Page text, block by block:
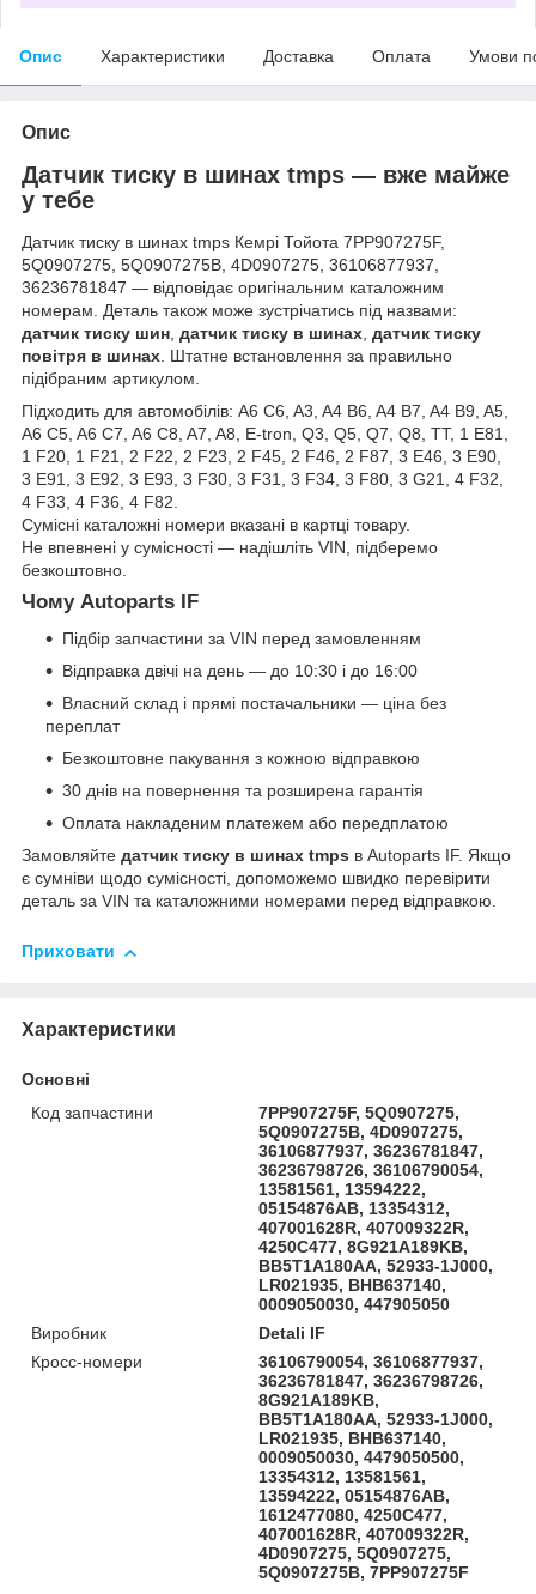
Опис Характеристики Доставка Оплата Умови
Опис
Датчик тиску в шинах tmps — вже майже
у тебе
Датчик тиску в шинах tmps Кемрі Тойота 7PP907275F,
5Q0907275, 5Q0907275B, 4D0907275, 36106877937,
36236781847 — відповідає оригінальним каталожним
номерам. Деталь також може зустрічатись під назвами:
датчик тиску шин, датчик тиску в шинах, датчик тиску
повітря в шинах. Штатне встановлення за правильно
підібраним артикулом.
Підходить для автомобілів: A6 C6, A3, A4 B6, A4 B7, A4 B9, A5,
A6 C5, A6 C7, A6 C8, A7, A8, E-tron, Q3, Q5, Q7, Q8, TT, 1 E81,
1 F20, 1 F21, 2 F22, 2 F23, 2 F45, 2 F46, 2 F87, 3 E46, 3 E90,
3 E91, 3 E92, 3 E93, 3 F30, 3 F31, 3 F34, 3 F80, 3 G21, 4 F32,
4 F33, 4 F36, 4 F82.
Сумісні каталожні номери вказані в картці товару.
Не впевнені у сумісності — надішліть VIN, підберемо
безкоштовно.
Чому Autoparts IF
Підбір запчастини за VIN перед замовленням
Відправка двічі на день — до 10:30 і до 16:00
Власний склад і прямі постачальники — ціна без
переплат
Безкоштовне пакування з кожною відправкою
30 днів на повернення та розширена гарантія
Оплата накладеним платежем або передплатою
Замовляйте датчик тиску в шинах tmps в Autoparts IF. Якщо
є сумніви щодо сумісності, допоможемо швидко перевірити
деталь за VIN та каталожними номерами перед відправкою.
Приховати
Характеристики
Основні
Код запчастини
7PP907275F, 5Q0907275,
5Q0907275B, 4D0907275,
36106877937, 36236781847,
36236798726, 36106790054,
13581561, 13594222,
05154876AB, 13354312,
407001628R, 407009322R,
4250C477, 8G921A189KB,
BB5T1A180AA, 52933-1J000,
LR021935, BHB637140,
0009050030, 447905050
Виробник
Detali IF
Кросс-номери
36106790054, 36106877937,
36236781847, 36236798726,
8G921A189KB,
BB5T1A180AA, 52933-1J000,
LR021935, BHB637140,
0009050030, 4479050500,
13354312, 13581561,
13594222, 05154876AB,
1612477080, 4250C477,
407001628R, 407009322R,
4D0907275, 5Q0907275,
5Q0907275B, 7PP907275F